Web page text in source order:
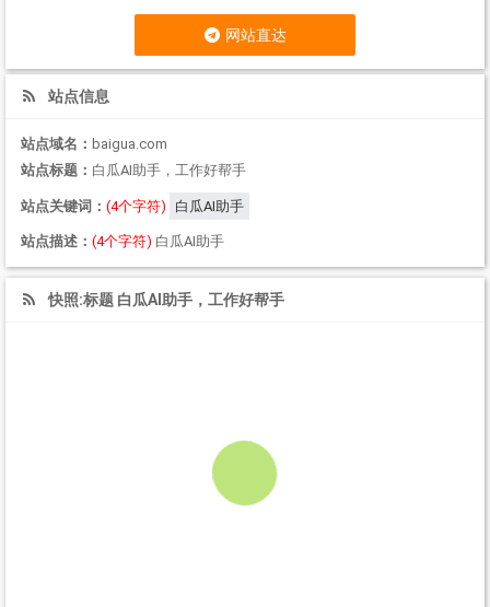
网站直达
站点信息
站点域名： baigua.com
站点标题： 白瓜AI助手，工作好帮手
站点关键词： (4个字符) 白瓜AI助手
站点描述： (4个字符) 白瓜AI助手
快照:标题 白瓜AI助手，工作好帮手